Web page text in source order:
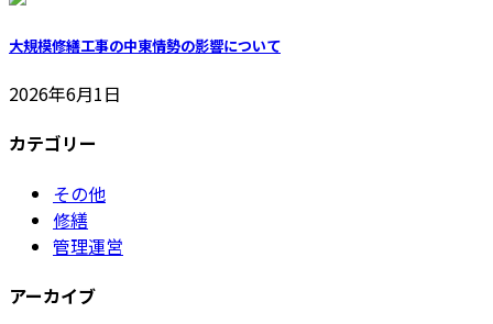
大規模修繕工事の中東情勢の影響について
2026年6月1日
カテゴリー
その他
修繕
管理運営
アーカイブ